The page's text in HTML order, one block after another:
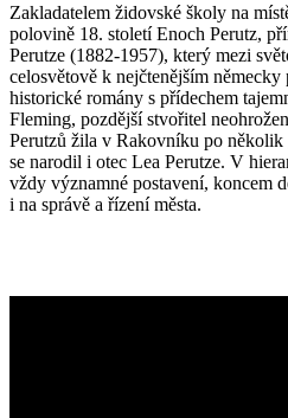
Zakladatelem židovské školy na
polovině 18. století Enoch Perutz,
Perutze (1882-1957), který mezi
celosvětově k nejčtenějším
historické romány s přídechem
Fleming, pozdější stvořitel
Perutzů žila v Rakovníku po
se narodil i otec Lea Perutze. V
vždy významné postavení, koncem
i na správě a řízení města.